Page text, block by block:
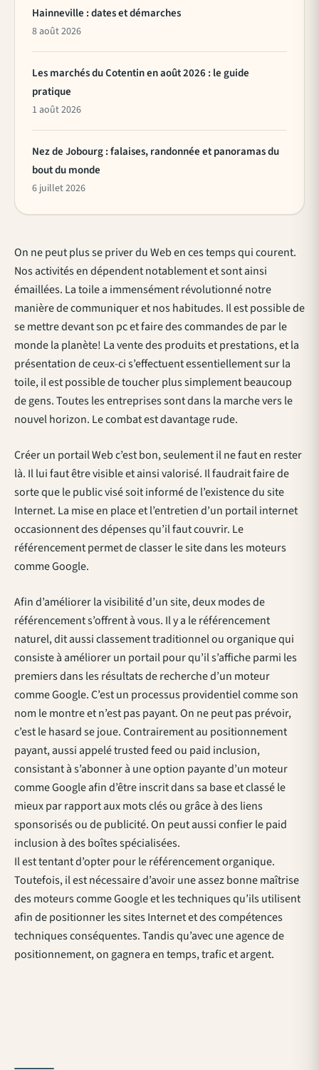
On ne peut plus se priver du Web en ces temps qui courent.
Nos activités en dépendent notablement et sont ainsi
émaillées. La toile a immensément révolutionné notre
manière de communiquer et nos habitudes. Il est possible de
se mettre devant son pc et faire des commandes de par le
monde la planète! La vente des produits et prestations, et la
présentation de ceux-ci s’effectuent essentiellement sur la
toile, il est possible de toucher plus simplement beaucoup
de gens. Toutes les entreprises sont dans la marche vers le
nouvel horizon. Le combat est davantage rude.
Créer un portail Web c’est bon, seulement il ne faut en rester
là. Il lui faut être visible et ainsi valorisé. Il faudrait faire de
sorte que le public visé soit informé de l’existence du site
Internet. La mise en place et l’entretien d’un portail internet
occasionnent des dépenses qu’il faut couvrir. Le
référencement permet de classer le site dans les moteurs
comme Google.
Afin d’améliorer la visibilité d’un site, deux modes de
référencement s’offrent à vous. Il y a le référencement
naturel, dit aussi classement traditionnel ou organique qui
consiste à améliorer un portail pour qu’il s’affiche parmi les
premiers dans les résultats de recherche d’un moteur
comme Google. C’est un processus providentiel comme son
nom le montre et n’est pas payant. On ne peut pas prévoir,
c’est le hasard se joue. Contrairement au positionnement
payant, aussi appelé trusted feed ou paid inclusion,
consistant à s’abonner à une option payante d’un moteur
comme Google afin d’être inscrit dans sa base et classé le
mieux par rapport aux mots clés ou grâce à des liens
sponsorisés ou de publicité. On peut aussi confier le paid
inclusion à des boîtes spécialisées.
Il est tentant d’opter pour le référencement organique.
Toutefois, il est nécessaire d’avoir une assez bonne maîtrise
des moteurs comme Google et les techniques qu’ils utilisent
afin de positionner les sites Internet et des compétences
techniques conséquentes. Tandis qu’avec une agence de
positionnement, on gagnera en temps, trafic et argent.
Hainneville : dates et démarches
8 août 2026
Les marchés du Cotentin en août 2026 : le guide
pratique
1 août 2026
Nez de Jobourg : falaises, randonnée et panoramas du
bout du monde
6 juillet 2026